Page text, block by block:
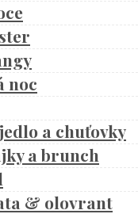
noc
a chuťovky
a brunch
& olovrant